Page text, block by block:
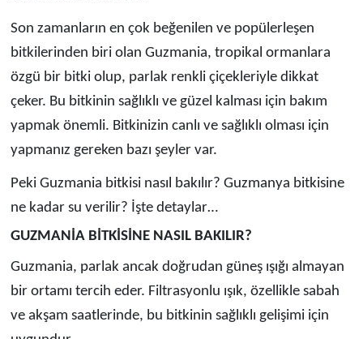
Son zamanların en çok beğenilen ve popülerleşen
bitkilerinden biri olan Guzmania, tropikal ormanlara
özgü bir bitki olup, parlak renkli çiçekleriyle dikkat
çeker. Bu bitkinin sağlıklı ve güzel kalması için bakım
yapmak önemli. Bitkinizin canlı ve sağlıklı olması için
yapmanız gereken bazı şeyler var.
Peki Guzmania bitkisi nasıl bakılır? Guzmanya bitkisine
ne kadar su verilir? İşte detaylar…
GUZMANİA BİTKİSİNE NASIL BAKILIR?
Guzmania, parlak ancak doğrudan güneş ışığı almayan
bir ortamı tercih eder. Filtrasyonlu ışık, özellikle sabah
ve akşam saatlerinde, bu bitkinin sağlıklı gelişimi için
Teknoloji ve Bilim
Televizyon